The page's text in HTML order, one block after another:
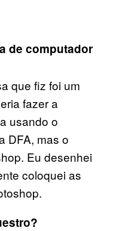
de computador
que fiz foi um
fazer a
usando o
DFA, mas o
Eu desenhei
coloquei as